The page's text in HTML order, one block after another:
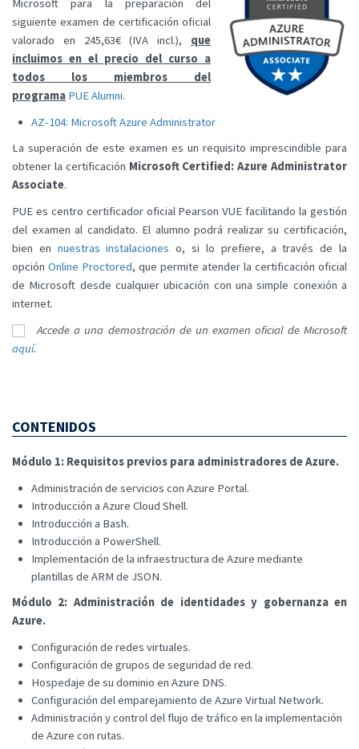
Microsoft para la preparación del
siguiente examen de certificación oficial
valorado en 245,63€ (IVA incl.), que
incluimos en el precio del curso a
todos los miembros del
programa PUE Alumni.
AZ-104: Microsoft Azure Administrator
La superación de este examen es un requisito imprescindible para
obtener la certificación Microsoft Certified: Azure Administrator
Associate.
PUE es centro certificador oficial Pearson VUE facilitando la gestión
del examen al candidato. El alumno podrá realizar su certificación,
bien en nuestras instalaciones o, si lo prefiere, a través de la
opción Online Proctored, que permite atender la certificación oficial
de Microsoft desde cualquier ubicación con una simple conexión a
internet.
Accede a una demostración de un examen oficial de Microsoft
aquí.
CONTENIDOS
Módulo 1: Requisitos previos para administradores de Azure.
Administración de servicios con Azure Portal.
Introducción a Azure Cloud Shell.
Introducción a Bash.
Introducción a PowerShell.
Implementación de la infraestructura de Azure mediante
plantillas de ARM de JSON.
Módulo 2: Administración de identidades y gobernanza en
Azure.
Configuración de redes virtuales.
Configuración de grupos de seguridad de red.
Hospedaje de su dominio en Azure DNS.
Configuración del emparejamiento de Azure Virtual Network.
Administración y control del flujo de tráfico en la implementación
de Azure con rutas.